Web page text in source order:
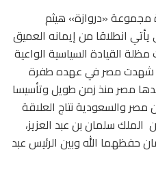
«دروازة» هيثم
انطلاقا من إيمانه العميق
القيادة السياسية الواعية
شهدت مصر في عهده طفرة
مصر منذ زمن طويل وتأسيسا
مصر والسعودية نتاج العلاقة
الملك سلمان بن عبد العزيز،
حفظهما الله وبين الرئيس عبد